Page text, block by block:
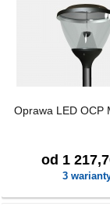
Oprawa LED OCP
od 1
3